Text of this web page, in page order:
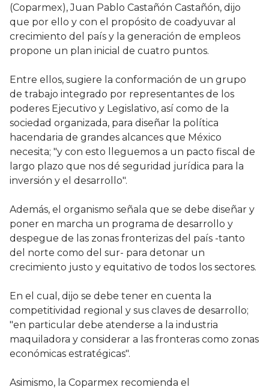
(Coparmex), Juan Pablo Castañón Castañón, dijo
que por ello y con el propósito de coadyuvar al
crecimiento del país y la generación de empleos
propone un plan inicial de cuatro puntos.
Entre ellos, sugiere la conformación de un grupo
de trabajo integrado por representantes de los
poderes Ejecutivo y Legislativo, así como de la
sociedad organizada, para diseñar la política
hacendaria de grandes alcances que México
necesita; "y con esto lleguemos a un pacto fiscal de
largo plazo que nos dé seguridad jurídica para la
inversión y el desarrollo".
Además, el organismo señala que se debe diseñar y
poner en marcha un programa de desarrollo y
despegue de las zonas fronterizas del país -tanto
del norte como del sur- para detonar un
crecimiento justo y equitativo de todos los sectores.
En el cual, dijo se debe tener en cuenta la
competitividad regional y sus claves de desarrollo;
"en particular debe atenderse a la industria
maquiladora y considerar a las fronteras como zonas
económicas estratégicas".
Asimismo, la Coparmex recomienda el